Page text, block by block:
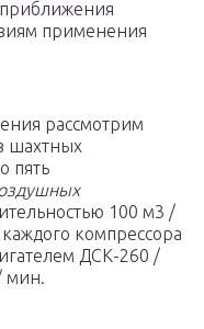
применения
рассмотрим
шахтных
пять
100 м3 /
компрессора
ДСК-260 /
мин.